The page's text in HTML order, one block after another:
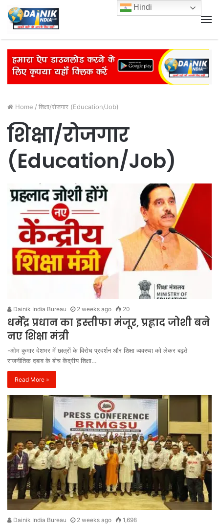
Home / शिक्षा/रोजगार (Education/Job)
शिक्षा/रोजगार
(Education/Job)
Dainik India Bureau 2 weeks ago 20
धर्मेंद्र प्रधान का इस्तीफा मंजूर, प्रह्लाद जोशी बने
नए शिक्षा मंत्री
-ओम कुमार देशभर में छात्रों के विरोध प्रदर्शन और शिक्षा व्यवस्था को लेकर बढ़ते
राजनीतिक दबाव के बीच केंद्रीय शिक्षा…
Read More »
Dainik India Bureau 2 weeks ago 1,698
Hindi